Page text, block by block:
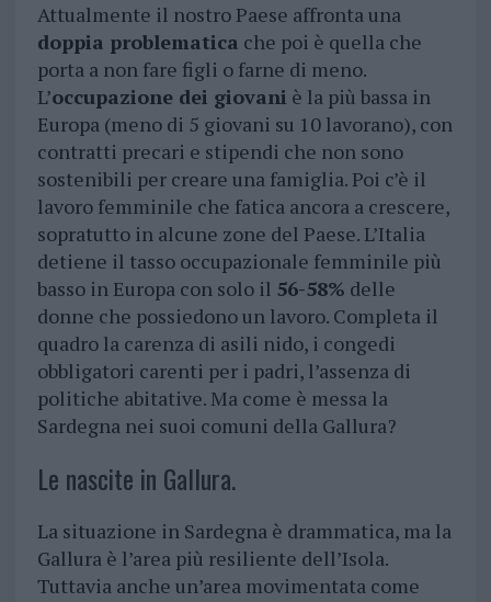
Attualmente il nostro Paese affronta una
doppia problematica che poi è quella che
porta a non fare figli o farne di meno.
L’occupazione dei giovani è la più bassa in
Europa (meno di 5 giovani su 10 lavorano), con
contratti precari e stipendi che non sono
sostenibili per creare una famiglia. Poi c’è il
lavoro femminile che fatica ancora a crescere,
sopratutto in alcune zone del Paese. L’Italia
detiene il tasso occupazionale femminile più
basso in Europa con solo il 56-58% delle
donne che possiedono un lavoro. Completa il
quadro la carenza di asili nido, i congedi
obbligatori carenti per i padri, l’assenza di
politiche abitative. Ma come è messa la
Sardegna nei suoi comuni della Gallura?
Le nascite in Gallura.
La situazione in Sardegna è drammatica, ma la
Gallura è l’area più resiliente dell’Isola.
Tuttavia anche un’area movimentata come